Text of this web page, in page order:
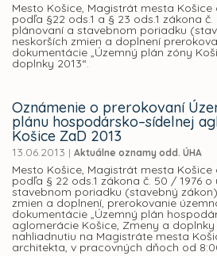
Mesto Košice, Magistrát mesta
podľa §22 ods.1 a § 23 ods.1 zákona
plánovaní a stavebnom poriadku
neskorších zmien a doplnení
dokumentácie „Územný plán zóny
doplnky 2013“.
Oznámenie o prerokovaní
plánu hospodársko–sídelnej
Košice ZaD 2013
13.06.2013 | Aktuálne oznamy odd. ÚHA
Mesto Košice, Magistrát mesta
podľa § 22 ods.1 zákona č. 50 / 1976
stavebnom poriadku (stavebný
zmien a doplnení, prerokovanie
dokumentácie „Územný plán
aglomerácie Košice, Zmeny a doplnky
nahliadnutiu na Magistráte mesta
architekta, v pracovných dňoch od